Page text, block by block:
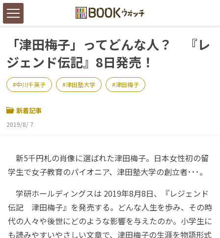
「津田梅子」ってどんな人？ 『レ
ジェンド伝記』8日発売！
中川千英子 津田塾大学 津田梅子
新着記事
2019/8/ 7
新5千円札の肖像に選ばれた津田梅子。日本女性初の留
学生で女子教育のパイオニア、津田塾大学の創立者･･･。
学研ホールディングスは 2019年8月8日、『レジェンド
伝記 津田梅子』を発売する。どんな人生を歩み、その時
代の人々や後世にどのような影響を与えたのか。小学生に
も読みやすいやさしい文章で、津田梅子の生涯を物語形式